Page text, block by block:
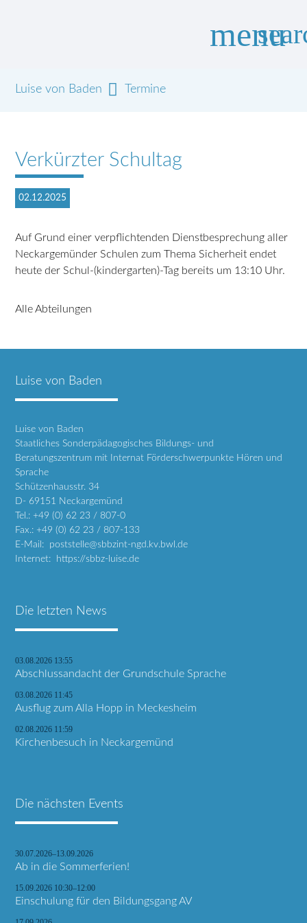
menu
Luise von Baden Termine
Verkürzter Schultag
02.12.2025
Auf Grund einer verpflichtenden Dienstbesprechung aller
Neckargemünder Schulen zum Thema Sicherheit endet
heute der Schul-(kindergarten)-Tag bereits um 13:10 Uhr.
Alle Abteilungen
Luise von Baden
Luise von Baden
Staatliches Sonderpädagogisches Bildungs- und
Beratungszentrum mit Internat Förderschwerpunkte Hören und
Sprache
Schützenhausstr. 34
D- 69151 Neckargemünd
Tel.: +49 (0) 62 23 / 807-0
Fax.: +49 (0) 62 23 / 807-133
E-Mail: poststelle@sbbzint-ngd.kv.bwl.de
Internet: https://sbbz-luise.de
Die letzten News
03.08.2026 13:55
Abschlussandacht der Grundschule Sprache
03.08.2026 11:45
Ausflug zum Alla Hopp in Meckesheim
02.08.2026 11:59
Kirchenbesuch in Neckargemünd
Die nächsten Events
30.07.2026–13.09.2026
Ab in die Sommerferien!
15.09.2026 10:30–12:00
Einschulung für den Bildungsgang AV